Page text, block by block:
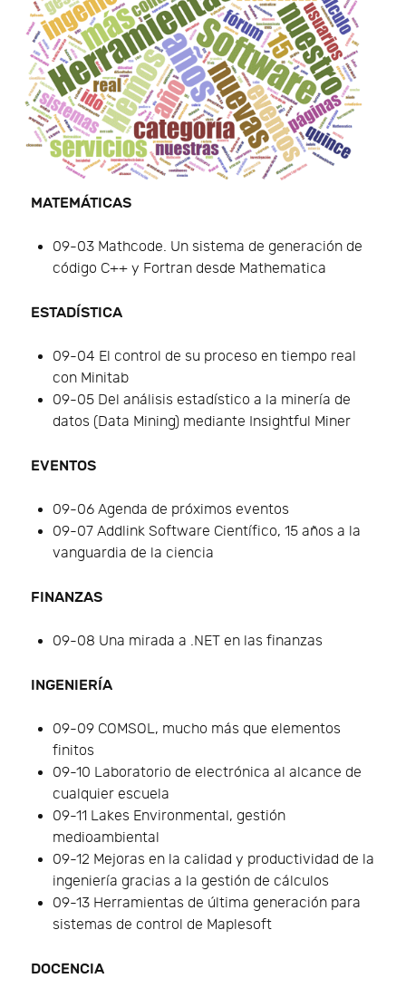
MATEMÁTICAS
09-03 Mathcode. Un sistema de generación de
código C++ y Fortran desde Mathematica
ESTADÍSTICA
09-04 El control de su proceso en tiempo real
con Minitab
09-05 Del análisis estadístico a la minería de
datos (Data Mining) mediante Insightful Miner
EVENTOS
09-06 Agenda de próximos eventos
09-07 Addlink Software Científico, 15 años a la
vanguardia de la ciencia
FINANZAS
09-08 Una mirada a .NET en las finanzas
INGENIERÍA
09-09 COMSOL, mucho más que elementos
finitos
09-10 Laboratorio de electrónica al alcance de
cualquier escuela
09-11 Lakes Environmental, gestión
medioambiental
09-12 Mejoras en la calidad y productividad de la
ingeniería gracias a la gestión de cálculos
09-13 Herramientas de última generación para
sistemas de control de Maplesoft
DOCENCIA